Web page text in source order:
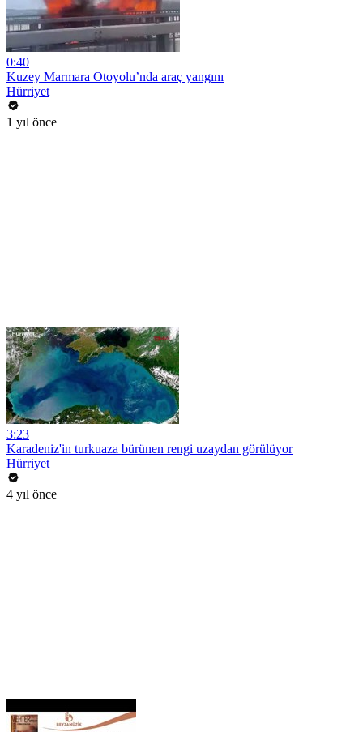
0:40
Kuzey Marmara Otoyolu’nda araç yangını
Hürriyet
1 yıl önce
3:23
Karadeniz'in turkuaza bürünen rengi uzaydan görülüyor
Hürriyet
4 yıl önce